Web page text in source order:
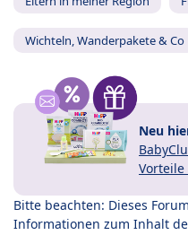
Wichteln, Wanderpakete & Co
Neu
Vorteile
Bitte beachten: Dieses
Informationen zum Inhalt